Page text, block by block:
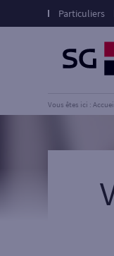
Particuliers
Vous êtes ici :